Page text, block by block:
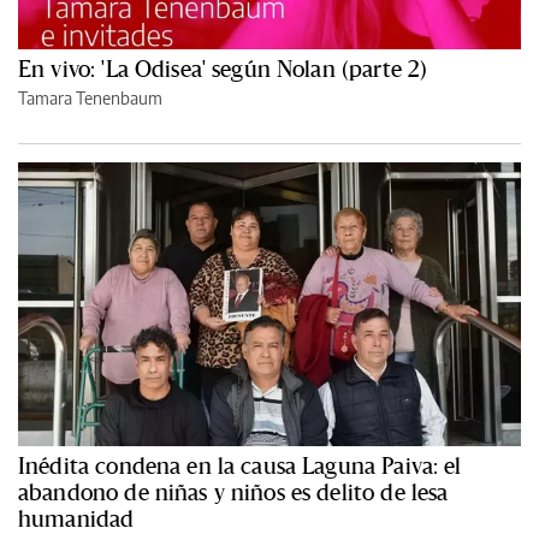
En vivo: 'La Odisea' según Nolan (parte 2)
Tamara Tenenbaum
Inédita condena en la causa Laguna Paiva: el
abandono de niñas y niños es delito de lesa
humanidad